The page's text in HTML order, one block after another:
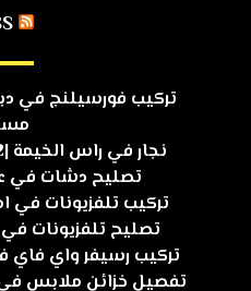
نجار في راس الخيمة |0566713352| نجار ممتاز
تصليح دشات في عجمان
تركيب تلفزيونات في ام
تصليح تلفزيونات في
تركيب رسيفر واي فاي في
تفصيل خزائن ملابس في ام